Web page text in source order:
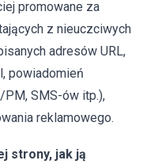
promowane za
z nieuczciwych
adresów URL,
powiadomień
SMS-ów itp.),
reklamowego.
strony, jak ją